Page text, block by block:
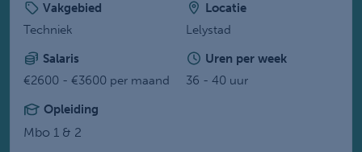
Vakgebied
Techniek
Locatie
Lelystad
Salaris
€2600 - €3600 per maand
Uren per week
36 - 40 uur
Opleiding
Mbo 1 & 2